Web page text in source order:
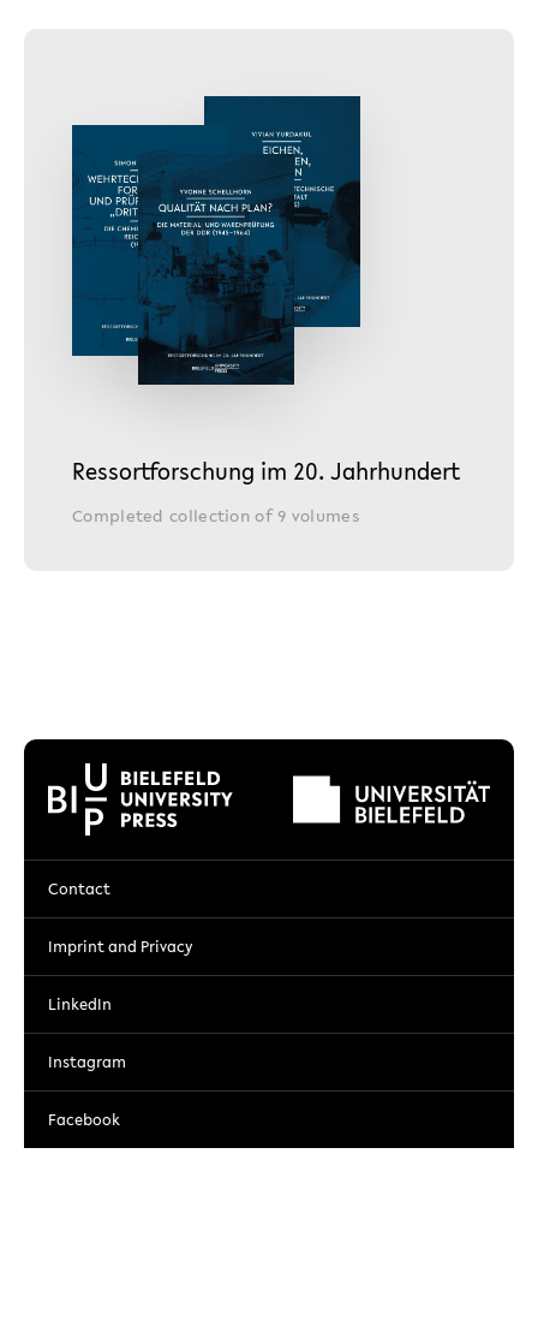
Ressortforschung im 20. Jahrhundert
Completed collection of 9 volumes
Contact
Imprint and Privacy
LinkedIn
Instagram
Facebook